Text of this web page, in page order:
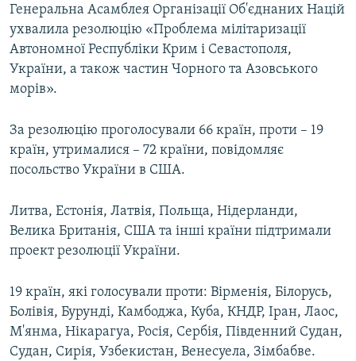
Усі сайти RFE/RL
Генеральна Асамблея Організації Об'єднаних Націй
ухвалила резолюцію «Проблема мілітаризації
Автономної Республіки Крим і Севастополя,
України, а також частин Чорного та Азовського
морів».
За резолюцію проголосували 66 країн, проти – 19
країн, утрималися – 72 країни, повідомляє
посольство України в США.
Литва, Естонія, Латвія, Польща, Нідерланди,
Велика Британія, США та інші країни підтримали
проект резолюції України.
19 країн, які голосували проти: Вірменія, Білорусь,
Болівія, Бурунді, Камбоджа, Куба, КНДР, Іран, Лаос,
М'янма, Нікарагуа, Росія, Сербія, Південний Судан,
Судан, Сирія, Узбекистан, Венесуела, Зімбабве.